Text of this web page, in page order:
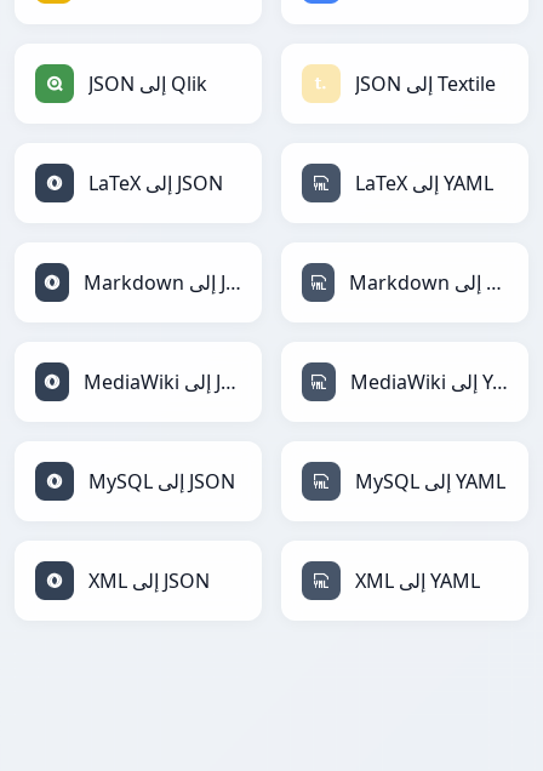
JSON إلى Qlik JSON إلى Textile
LaTeX إلى JSON LaTeX إلى YAML
Markdown إلى JSON Markdown إلى YAML
MediaWiki إلى JSON MediaWiki إلى YAML
MySQL إلى JSON MySQL إلى YAML
XML إلى JSON XML إلى YAML